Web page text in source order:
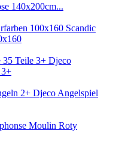
140x200cm...
Scandic
Djeco
Djeco Angelspiel
Moulin Roty